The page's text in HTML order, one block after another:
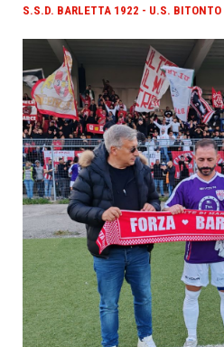
S.S.D. BARLETTA 1922 - U.S.